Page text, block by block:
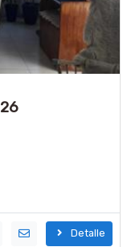
Detalle